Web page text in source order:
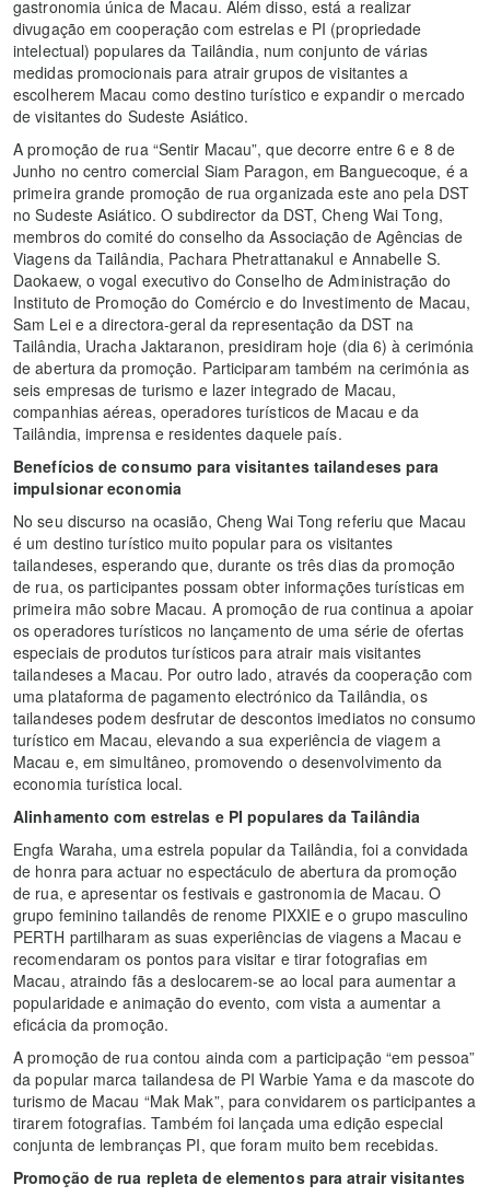
gastronomia única de Macau. Além disso, está a realizar
divugação em cooperação com estrelas e PI (propriedade
intelectual) populares da Tailândia, num conjunto de várias
medidas promocionais para atrair grupos de visitantes a
escolherem Macau como destino turístico e expandir o mercado
de visitantes do Sudeste Asiático.
A promoção de rua “Sentir Macau”, que decorre entre 6 e 8 de
Junho no centro comercial Siam Paragon, em Banguecoque, é a
primeira grande promoção de rua organizada este ano pela DST
no Sudeste Asiático. O subdirector da DST, Cheng Wai Tong,
membros do comité do conselho da Associação de Agências de
Viagens da Tailândia, Pachara Phetrattanakul e Annabelle S.
Daokaew, o vogal executivo do Conselho de Administração do
Instituto de Promoção do Comércio e do Investimento de Macau,
Sam Lei e a directora-geral da representação da DST na
Tailândia, Uracha Jaktaranon, presidiram hoje (dia 6) à cerimónia
de abertura da promoção. Participaram também na cerimónia as
seis empresas de turismo e lazer integrado de Macau,
companhias aéreas, operadores turísticos de Macau e da
Tailândia, imprensa e residentes daquele país.
Benefícios de consumo para visitantes tailandeses para
impulsionar economia
No seu discurso na ocasião, Cheng Wai Tong referiu que Macau
é um destino turístico muito popular para os visitantes
tailandeses, esperando que, durante os três dias da promoção
de rua, os participantes possam obter informações turísticas em
primeira mão sobre Macau. A promoção de rua continua a apoiar
os operadores turísticos no lançamento de uma série de ofertas
especiais de produtos turísticos para atrair mais visitantes
tailandeses a Macau. Por outro lado, através da cooperação com
uma plataforma de pagamento electrónico da Tailândia, os
tailandeses podem desfrutar de descontos imediatos no consumo
turístico em Macau, elevando a sua experiência de viagem a
Macau e, em simultâneo, promovendo o desenvolvimento da
economia turística local.
Alinhamento com estrelas e PI populares da Tailândia
Engfa Waraha, uma estrela popular da Tailândia, foi a convidada
de honra para actuar no espectáculo de abertura da promoção
de rua, e apresentar os festivais e gastronomia de Macau. O
grupo feminino tailandês de renome PIXXIE e o grupo masculino
PERTH partilharam as suas experiências de viagens a Macau e
recomendaram os pontos para visitar e tirar fotografias em
Macau, atraindo fãs a deslocarem-se ao local para aumentar a
popularidade e animação do evento, com vista a aumentar a
eficácia da promoção.
A promoção de rua contou ainda com a participação “em pessoa”
da popular marca tailandesa de PI Warbie Yama e da mascote do
turismo de Macau “Mak Mak”, para convidarem os participantes a
tirarem fotografias. Também foi lançada uma edição especial
conjunta de lembranças PI, que foram muito bem recebidas.
Promoção de rua repleta de elementos para atrair visitantes